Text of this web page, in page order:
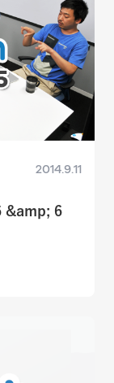
2014.9.11
&amp; 6